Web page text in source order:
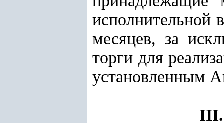
исполнительной
месяцев, за
торги для
установленным